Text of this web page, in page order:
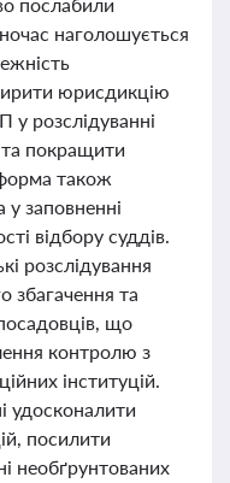
наголошується
юрисдикцію
розслідуванні
та покращити
також
заповненні
відбору суддів.
розслідування
збагачення та
що
контролю з
інституцій.
удосконалити
посилити
необґрунтованих